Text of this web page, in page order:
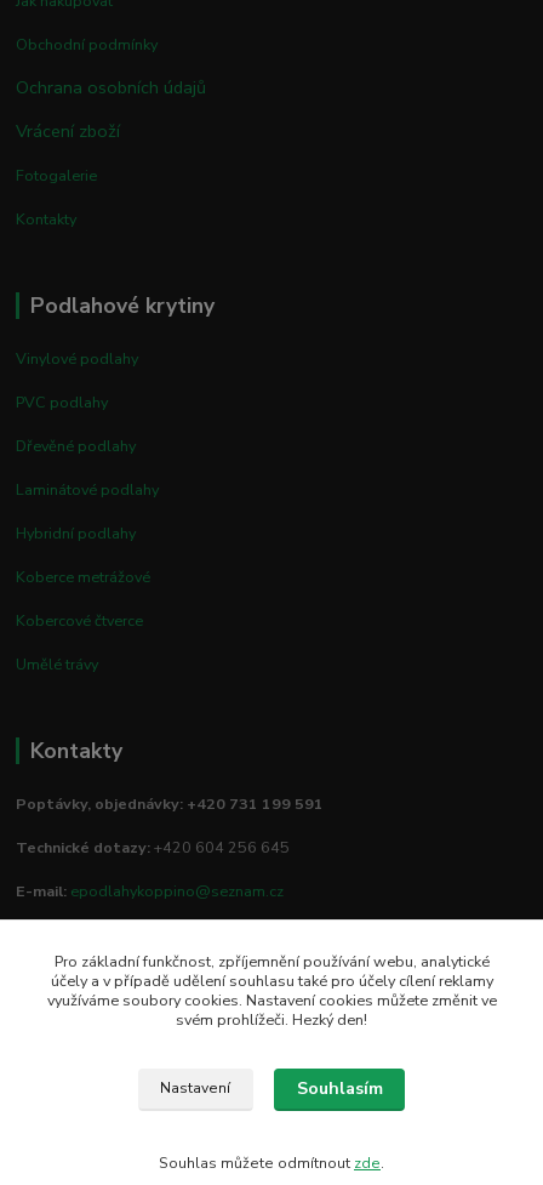
Obchodní podmínky
Ochrana osobních údajů
Vrácení zboží
Fotogalerie
Kontakty
Podlahové krytiny
Vinylové podlahy
PVC podlahy
Dřevěné podlahy
Laminátové podlahy
Hybridní podlahy
Koberce metrážové
Kobercové čtverce
Umělé trávy
Kontakty
Poptávky, objednávky: +420 731 199 591
Technické dotazy:+420 604 256 645
E-mail: epodlahykoppino@seznam.cz
Prodejna/vzorkovna:
Studio Podlah
Mírové náměstí 16/15
Pro základní funkčnost, zpříjemnění používání webu, analytické
účely a v případě udělení souhlasu také pro účely cílení reklamy
využíváme soubory cookies. Nastavení cookies můžete změnit ve
svém prohlížeči. Hezký den!
Nastavení Souhlasím
Souhlas můžete odmítnout zde.